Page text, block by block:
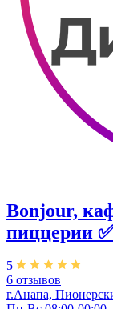
Bonjour,
пиццерии ✅
5
6 отзывов
г.Анапа,